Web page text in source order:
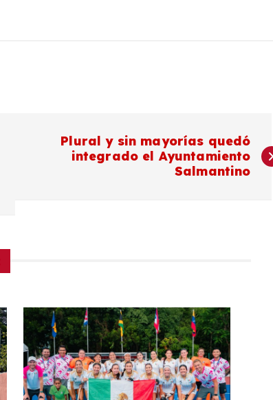
Plural y sin mayorías quedó
integrado el Ayuntamiento
Salmantino